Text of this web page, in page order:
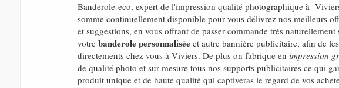
Banderole-eco, expert de l'impression qualité photographique à
somme continuellement disponible pour vous délivrez nos meilleurs
et suggestions, en vous offrant de passer commande très naturellement
votre banderole personnaliséeet autre bannière publicitaire, afin de
directements chez vous à Viviers. De plus on fabrique en impression
de qualité photo et sur mesure tous nos supports publicitaires ce qui
produit unique et de haute qualité qui captiveras le regard de vos